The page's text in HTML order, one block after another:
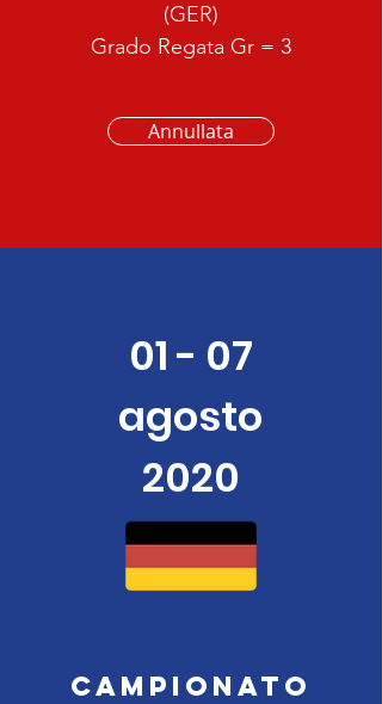
(GER)
Grado Regata Gr = 3
Annullata
01 - 07
agosto
2020
campionato